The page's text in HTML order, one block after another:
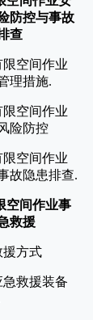
防控与事故
查
限空间作业
理措施.
限空间作业
险防控
限空间作业
故隐患排查.
空间作业事
救援
援方式
急救援装备